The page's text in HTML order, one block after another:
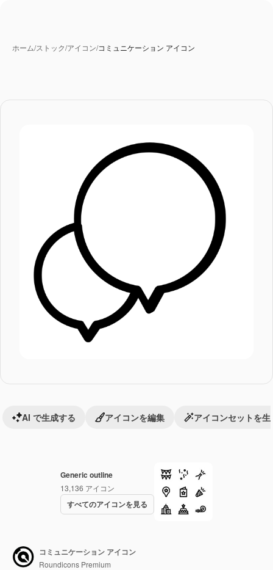
ホーム/ストック/アイコン/コミュニケーション アイコン
Generic outline
13,136 アイコン
すべてのアイコンを見る
AI で生成する アイコンを編集 アイコンセットを生
コミュニケーション アイコン
Roundicons Premium